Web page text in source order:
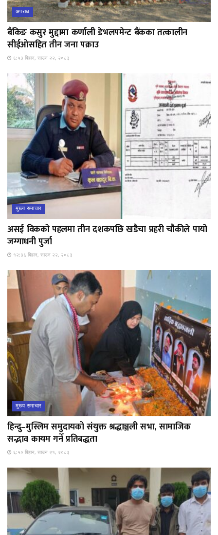
अपराध
बैंकिङ कसुर मुद्दामा कर्णाली डेभलपमेन्ट बैंकका तत्कालीन
सीईओसहित तीन जना पक्राउ
६:५३ बिहान, साउन २२, २०८३
मुख्य समाचार
असई विकको पहलमा तीन दशकपछि खडैचा प्रहरी चौकीले पायो
जग्गाधनी पुर्जा
१२:३६ बिहान, साउन २२, २०८३
मुख्य समाचार
हिन्दु–मुस्लिम समुदायको संयुक्त श्रद्धाञ्जली सभा, सामाजिक
सद्भाव कायम गर्ने प्रतिबद्धता
६:५० बिहान, साउन २१, २०८३